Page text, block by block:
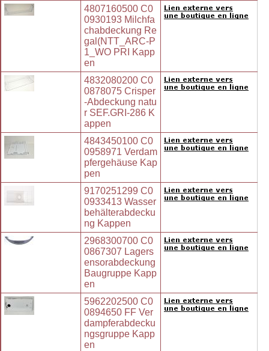
4807160500 C0
0930193 Milchfa
chabdeckung Re
gal(NTT_ARC-P
1_WO PRI Kapp
en
4832080200 C0
0878075 Crisper
-Abdeckung natu
r SEF.GRI-286 K
appen
4843450100 C0
0958971 Verdam
pfergehäuse Kap
pen
9170251299 C0
0933413 Wasser
behälterabdecku
ng Kappen
2968300700 C0
0867307 Lagers
ensorabdeckung
Baugruppe Kapp
en
5962202500 C0
0894650 FF Ver
dampferabdecku
ngsgruppe Kapp
en